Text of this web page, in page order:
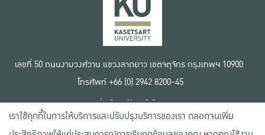
เลขที่ 50 ถนนงามวงศ์วาน แขวงลาดยาว เขตจตุจักร กรุงเทพฯ 10900
โทรศัพท์ +66 (0) 2942 8200-45
เงื่อนไขการใช้งานเว็บไซต์
ข้อตกลงด้านสิทธิ์ใช้งาน
นโยบายความเป็นส่วนตัว
เราใช้คุกกี้ในการให้บริการและปรับปรุงบริการของเรา ตลอดจนเพิ่ม